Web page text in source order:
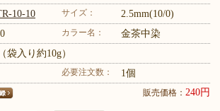
10-10 サイズ： 2.5mm(10/0)
カラー名： 金茶中染
袋入り約10g）
必要注文数： 1個
販売価格： 240円